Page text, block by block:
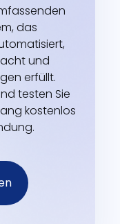
das
und
erfüllt.
testen Sie
kostenlos